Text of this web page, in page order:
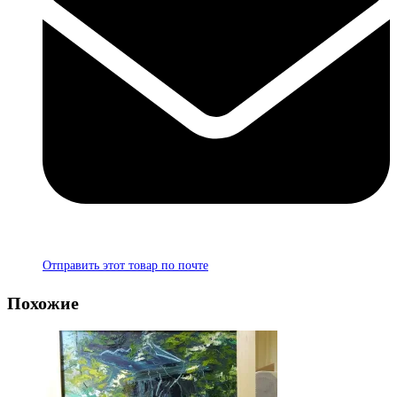
Отправить этот товар по почте
Похожие